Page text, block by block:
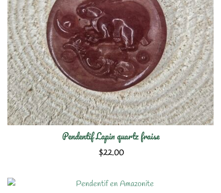
Pendentif Lapin quartz fraise
$22.00